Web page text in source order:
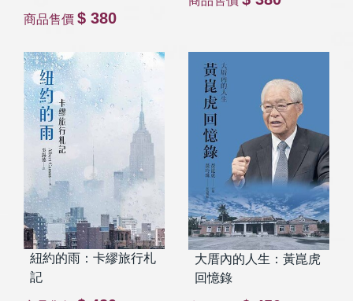
商品售價 $ 380
紐約的雨：卡繆旅行札
記
大厝內的人生：黃崑虎
回憶錄